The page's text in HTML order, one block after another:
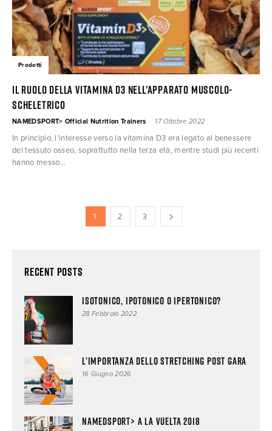
Prodotti
Il ruolo della vitamina D3 nell’apparato muscolo-
scheletrico
NAMEDSPORT> Official Nutrition Trainers - 17 Ottobre 2022
In principio, l’interesse verso la vitamina D3 era legato al benessere
del tessuto osseo, soprattutto nella terza età, mentre studi più recenti
hanno messo...
1 2 3
Recent Posts
ISOTONICO, IPOTONICO O IPERTONICO?
28 Febbraio 2022
L’importanza dello stretching post gara
16 Giugno 2026
NAMEDSPORT> a La Vuelta 2018